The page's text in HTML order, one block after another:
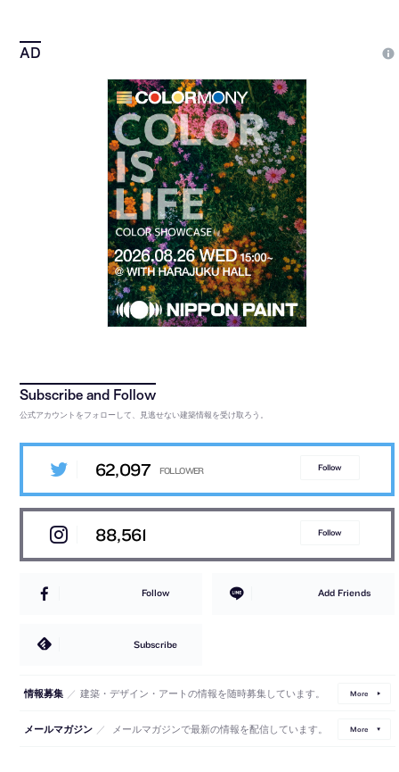
公式アカウントをフォローして、見逃せない建築情報を受け取ろう。
62,097 Follow
88,561 Follow
Follow Add Friends
Subscribe
情報募集 ／ 建築・デザイン・アートの情報を随時募集しています。 More
メールマガジン ／ メールマガジンで最新の情報を配信しています。 More